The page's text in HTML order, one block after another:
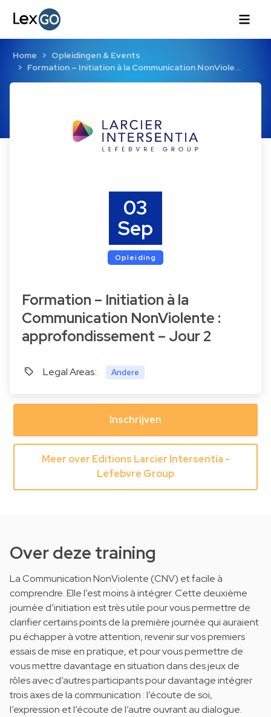
Home
Opleidingen & Events
Formation – Initiation à la Communication NonViole…
Formation – Initiation à la
Communication NonViolente :
approfondissement – Jour 2
Legal Areas: Andere
03
Sep
Opleiding
Inschrijven
Meer over Editions Larcier Intersentia -
Lefebvre Group
Over deze training
La Communication NonViolente (CNV) et facile à
comprendre. Elle l’est moins à intégrer. Cette deuxième
journée d’initiation est très utile pour vous permettre de
clarifier certains points de la première journée qui auraient
pu échapper à votre attention, revenir sur vos premiers
essais de mise en pratique, et pour vous permettre de
vous mettre davantage en situation dans des jeux de
rôles avec d’autres participants pour davantage intégrer
trois axes de la communication : l’écoute de soi,
l’expression et l’écoute de l’autre ouvrant au dialogue.